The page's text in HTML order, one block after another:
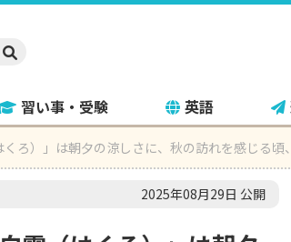
習い事・受験 英語
くろ）」は朝夕の涼しさに、秋の訪れを感じる頃
2025年08月29日 公開